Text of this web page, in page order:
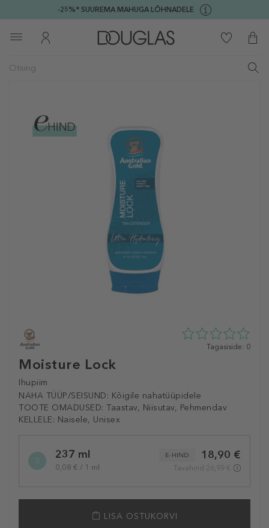
-25%* SUUREMA MAHUGA LÕHNADELE
Moisture Lock
Ihupiim
NAHA TÜÜP/SEISUND: Kõigile nahatüüpidele
TOOTE OMADUSED: Taastav, Niisutav, Pehmendav
KELLELE: Naisele, Unisex
0
Tagasiside: 0
variation237 ml
0,08 € / 1 ml
18,90 €
E-HIND
Tavahind 26,99 €
LISA OSTUKORVI